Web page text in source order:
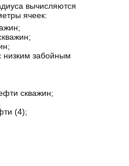
вычисляются
ячеек:
низким забойным
скважин;
(4);